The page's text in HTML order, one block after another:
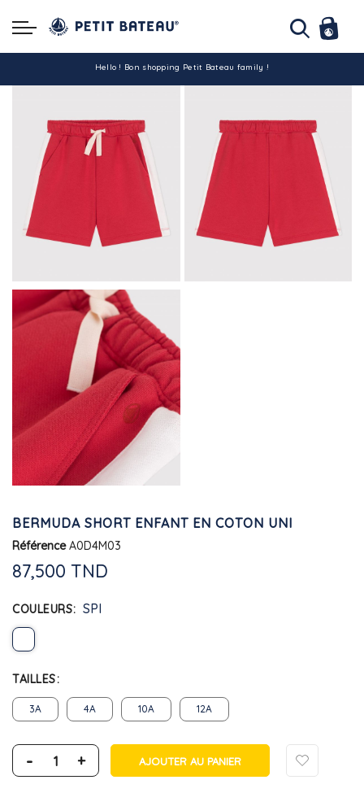
Hello ! Bon shopping Petit Bateau family !
La livraison est assurée partout en Tunisie !
-10% pour tout paiement par carte bancaire (hors promo)
BERMUDA SHORT ENFANT EN COTON UNI
Référence A0D4M03
87,500 TND
COULEURS SPI
TAILLES
3A 4A 10A 12A
- + AJOUTER AU PANIER